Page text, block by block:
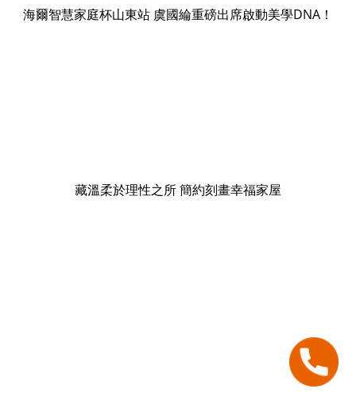
海爾智慧家庭杯山東站 虞國綸重磅出席啟動美學DNA！
藏溫柔於理性之所 簡約刻畫幸福家屋